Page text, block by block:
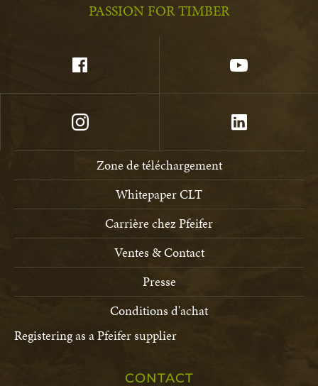
PASSION FOR TIMBER
Zone de téléchargement
Whitepaper CLT
Carrière chez Pfeifer
Ventes & Contact
Presse
Conditions d'achat
Registering as a Pfeifer supplier
CONTACT